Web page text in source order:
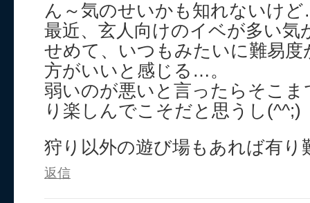
ん～気のせいかも知れないけ
最近、玄人向けのイベが多い気
せめて、いつもみたいに難易
方がいいと感じる…。
弱いのが悪いと言ったらそこ
り楽しんでこそだと思うし(^^;)
狩り以外の遊び場もあれば有り
返信